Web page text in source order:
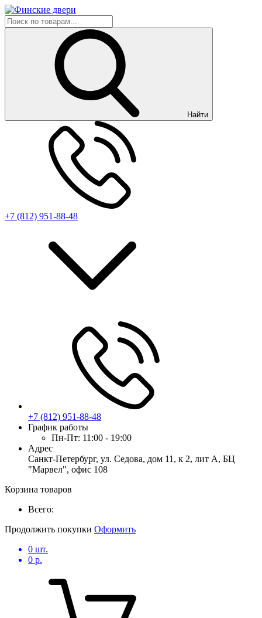
Найти
+7 (812) 951-88-48
+7 (812) 951-88-48
График работы
Пн-Пт: 11:00 - 19:00
Адрес
Санкт-Петербург, ул. Седова, дом 11, к 2, лит А, БЦ
"Марвел", офис 108
Корзина товаров
Всего:
Продолжить покупки Оформить
0 шт.
0 р.